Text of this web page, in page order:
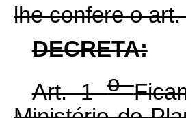
lhe confere o
DECRETA:
Art. 1o